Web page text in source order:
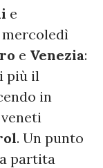
e
e Venezia:
più il
in
. Un punto
partita